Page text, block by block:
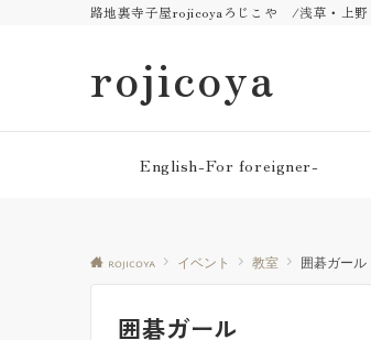
路地裏寺子屋rojicoyaろじこや /浅草・上野
rojicoya
English-For foreigner-
rojicoya イベント 教室 囲碁ガール
囲碁ガール